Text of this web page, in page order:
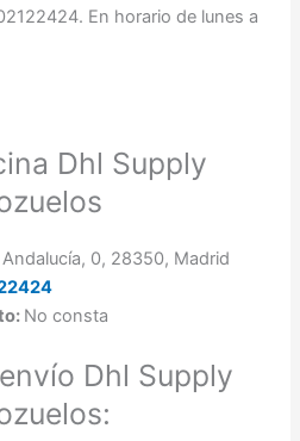
En horario de lunes a
Dhl Supply
0, 28350, Madrid
No consta
Dhl Supply